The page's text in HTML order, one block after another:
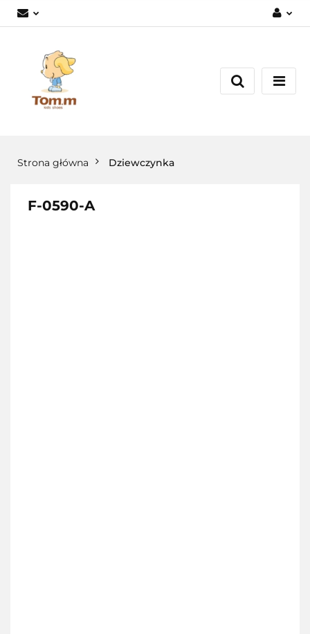
Załóż konto
Dodaj zgłoszenie
Strona główna Dziewczynka
F-0590-A